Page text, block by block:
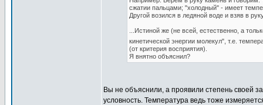
сжатии пальцами; "холодный" - имеет
Другой возился в ледяной воде и взяв в
...Истиной же (не всей, естественно, а
кинетической энергии молекул", т.е.
(от критерия восприятия).
Я внятно объяснил?
Вы не объяснили, а проявили степень своей
условность. Температура ведь тоже